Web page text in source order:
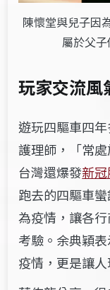
陳懷堂與兒子因
屬於父
玩家交流風
遊玩四驅車四
護理師，「常
台灣還爆發新
跑去的四驅車
為疫情，讓各
考驗。余典穎
疫情，更是讓人